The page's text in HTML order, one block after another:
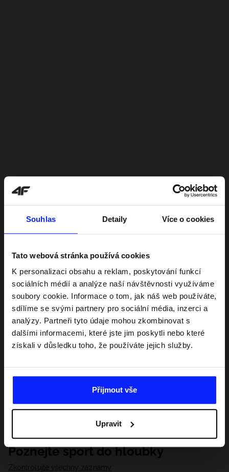
Souhlas Detaily Více o cookies
Tato webová stránka používá cookies
K personalizaci obsahu a reklam, poskytování funkcí
sociálních médií a analýze naší návštěvnosti využíváme
soubory cookie. Informace o tom, jak náš web používáte,
sdílíme se svými partnery pro sociální média, inzerci a
analýzy. Partneři tyto údaje mohou zkombinovat s
dalšími informacemi, které jste jim poskytli nebo které
získali v důsledku toho, že používáte jejich služby.
Přijmout vše
Upravit
Poznejte sport do hloubky
Zkontrolujte všechny záznamy